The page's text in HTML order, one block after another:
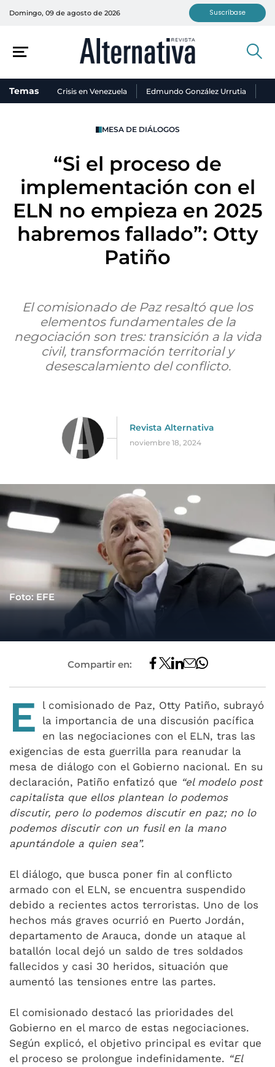
Domingo, 09 de agosto de 2026 Suscríbase
Temas Crisis en Venezuela Edmundo González Urrutia
MESA DE DIÁLOGOS
“Si el proceso de
implementación con el
ELN no empieza en 2025
habremos fallado”: Otty
Patiño
El comisionado de Paz resaltó que los
elementos fundamentales de la
negociación son tres: transición a la vida
civil, transformación territorial y
desescalamiento del conflicto.
Revista Alternativa
noviembre 18, 2024
Foto: EFE
Compartir en:
E
l comisionado de Paz, Otty Patiño, subrayó
la importancia de una discusión pacífica
en las negociaciones con el ELN, tras las
exigencias de esta guerrilla para reanudar la
mesa de diálogo con el Gobierno nacional. En su
declaración, Patiño enfatizó que “el modelo post
capitalista que ellos plantean lo podemos
discutir, pero lo podemos discutir en paz; no lo
podemos discutir con un fusil en la mano
apuntándole a quien sea”.
El diálogo, que busca poner fin al conflicto
armado con el ELN, se encuentra suspendido
debido a recientes actos terroristas. Uno de los
hechos más graves ocurrió en Puerto Jordán,
departamento de Arauca, donde un ataque al
batallón local dejó un saldo de tres soldados
fallecidos y casi 30 heridos, situación que
aumentó las tensiones entre las partes.
El comisionado destacó las prioridades del
Gobierno en el marco de estas negociaciones.
Según explicó, el objetivo principal es evitar que
el proceso se prolongue indefinidamente. “El